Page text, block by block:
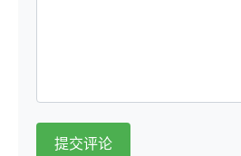
提交评论